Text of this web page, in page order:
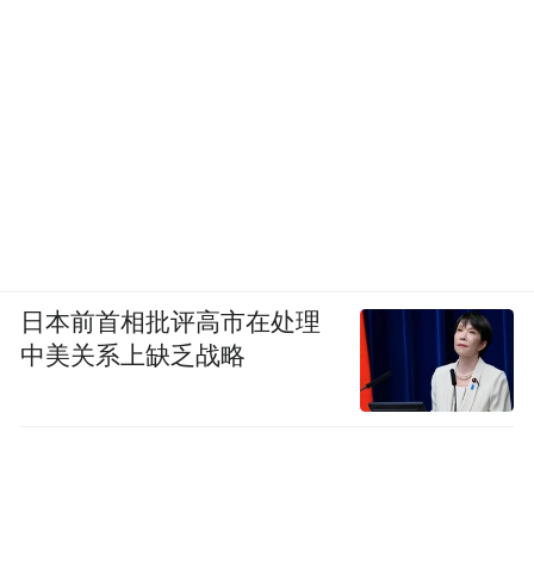
日本前首相批评高市在处理
中美关系上缺乏战略